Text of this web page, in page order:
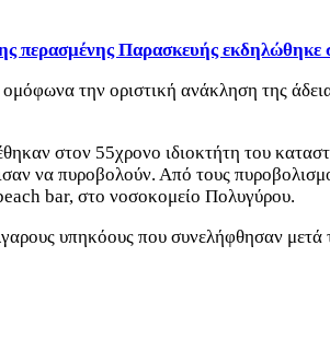
περασμένης Παρασκευής εκδηλώθηκε
την οριστική ανάκληση της
στον 55χρονο ιδιοκτήτη του
να πυροβολούν. Από τους
bar, στο νοσοκομείο Πολυγύρου.
υπηκόους που συνελήφθησαν μετά